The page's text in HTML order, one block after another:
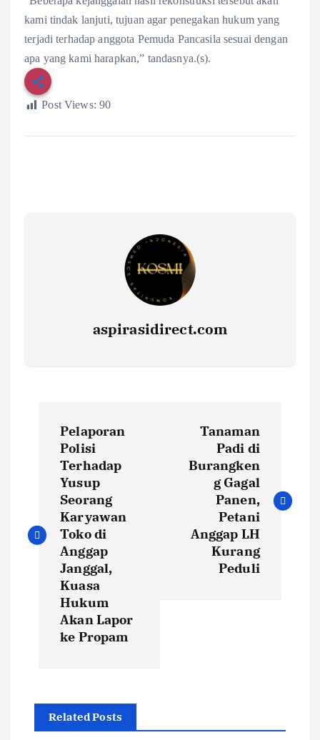
kami tindak lanjuti, tujuan agar penegakan hukum yang
terjadi terhadap anggota Pemuda Pancasila sesuai dengan
apa yang kami harapkan,” tandasnya.(s).
Post Views: 90
aspirasidirect.com
i
p
Pelaporan
Polisi
Terhadap
Yusup
Seorang
Karyawan
Toko di
Anggap
Janggal,
Kuasa
Hukum
Akan Lapor
ke Propam
Tanaman
Padi di
Burangken
g Gagal
Panen,
Petani
Anggap LH
Kurang
Peduli
Related Posts